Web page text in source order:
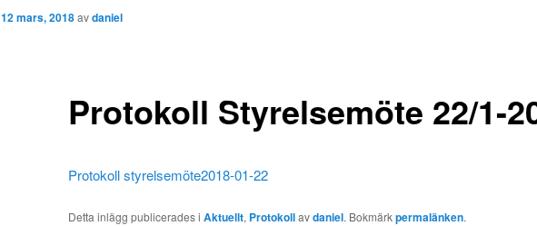
Protokoll Styrelsemöte 22/1-
12 mars, 2018avdaniel
Protokoll styrelsemöte2018-01-22
Detta inlägg publicerades i Aktuellt, Protokollavdaniel. Bokmärkpermalänken.